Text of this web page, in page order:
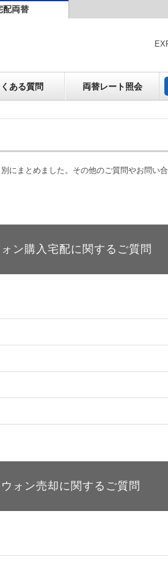
配両替
ある質問 両替レート照会
売却
にまとめました。その他のご質問やお問い
ォン購入宅配に関するご質問
ウォン売却に関するご質問